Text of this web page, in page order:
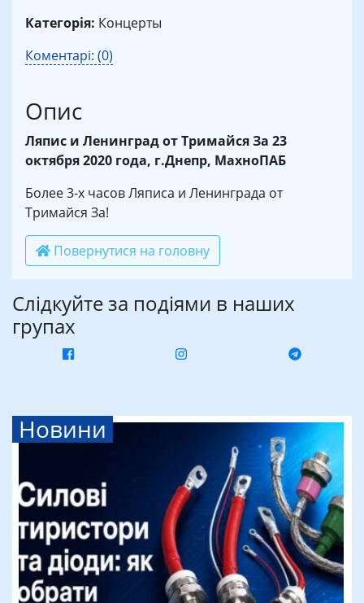
Категорія: Концерты
Коментарі: (0)
Опис
Ляпис и Ленинград от Тримайся За 23
октября 2020 года, г.Днепр, МахноПАБ
Более 3-х часов Ляписа и Ленинграда от
Тримайся За!
Повернутися на головну
Слідкуйте за подіями в наших
групах
Новини